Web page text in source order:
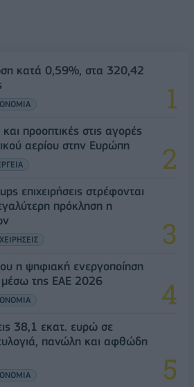
κατά 0,59%, στα 320,42
προοπτικές στις αγορές
αερίου στην Ευρώπη
επιχειρήσεις στρέφονται
πρόκληση η
η ψηφιακή ενεργοποίηση
μέσω της ΕΑΕ 2026
38,1 εκατ. ευρώ σε
πανώλη και αφθώδη